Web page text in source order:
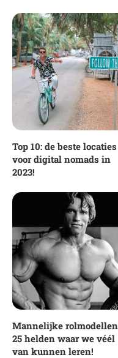
Top 10: de beste locaties
voor digital nomads in
2023!
Mannelijke
25 helden waar we véél
van kunnen leren!